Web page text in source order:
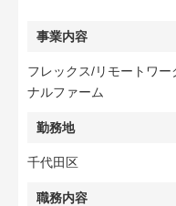
事業内容
フレックス/リモートワ
ナルファーム
勤務地
千代田区
職務内容